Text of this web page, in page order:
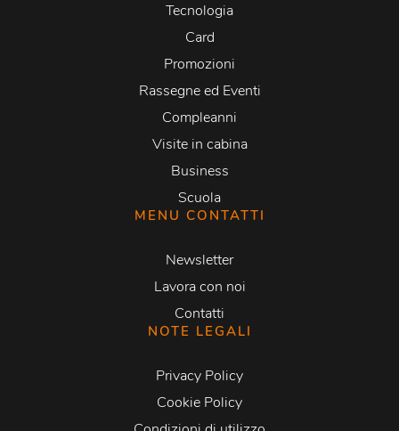
Tecnologia
Card
Promozioni
Rassegne ed Eventi
Compleanni
Visite in cabina
Business
Scuola
MENU CONTATTI
Newsletter
Lavora con noi
Contatti
NOTE LEGALI
Privacy Policy
Cookie Policy